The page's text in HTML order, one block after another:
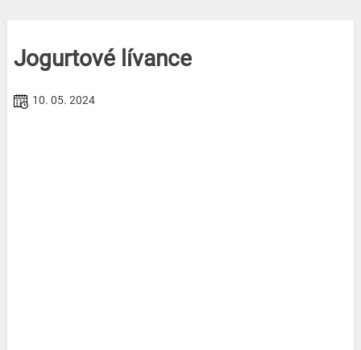
Jogurtové lívance
10. 05. 2024